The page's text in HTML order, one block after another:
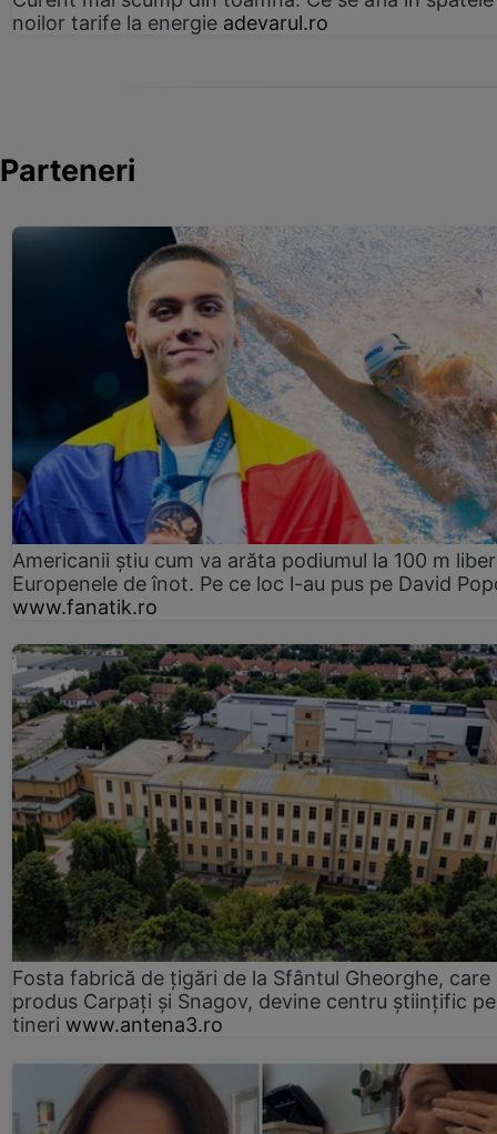
noilor tarife la energie adevarul.ro
Parteneri
Americanii știu cum va arăta podiumul la 100 m
Europenele de înot. Pe ce loc l-au pus pe David
www.fanatik.ro
Fosta fabrică de țigări de la Sfântul Gheorghe, care
produs Carpați și Snagov, devine centru științific
tineri www.antena3.ro